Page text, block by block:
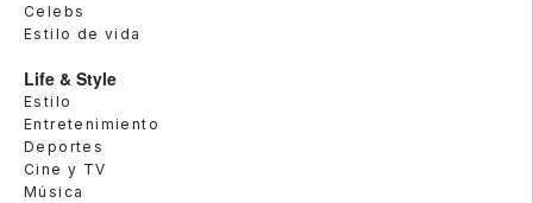
Celebs
Estilo de vida
Life & Style
Estilo
Entretenimiento
Deportes
Cine y TV
Música